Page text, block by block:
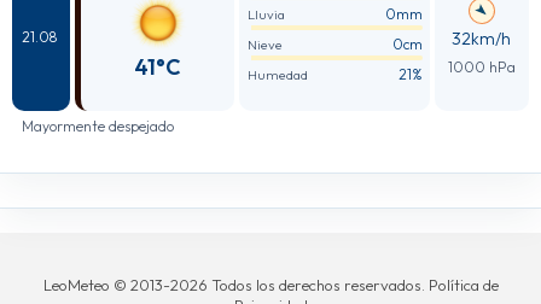
21.08
41°C
Lluvia 0mm
Nieve 0cm
Humedad 21%
32km/h
1000 hPa
Mayormente despejado
LeoMeteo © 2013-2026 Todos los derechos reservados. Política de